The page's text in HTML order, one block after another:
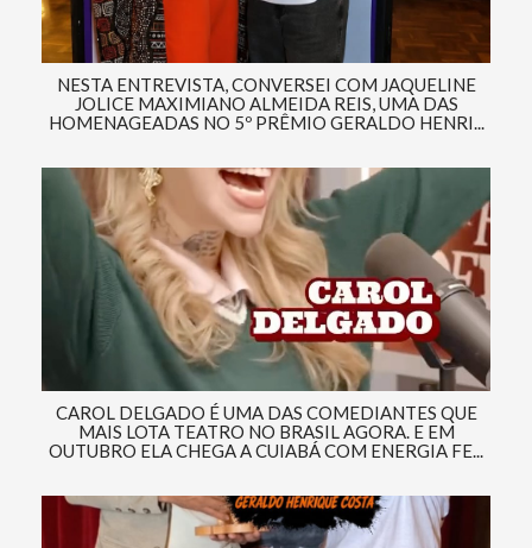
NESTA ENTREVISTA, CONVERSEI COM JAQUELINE
JOLICE MAXIMIANO ALMEIDA REIS, UMA DAS
HOMENAGEADAS NO 5º PRÊMIO GERALDO HENRI...
CAROL DELGADO É UMA DAS COMEDIANTES QUE
MAIS LOTA TEATRO NO BRASIL AGORA. E EM
OUTUBRO ELA CHEGA A CUIABÁ COM ENERGIA FE...